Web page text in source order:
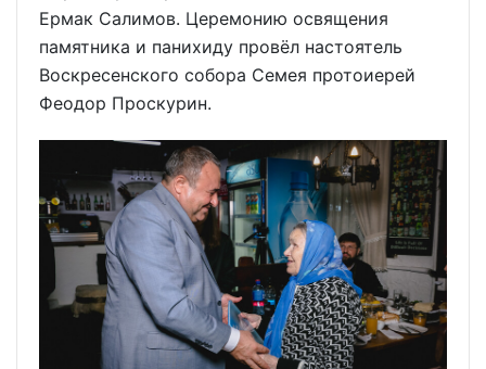
Ермак Салимов. Церемонию освящения
памятника и панихиду провёл настоятель
Воскресенского собора Семея протоиерей
Феодор Проскурин.